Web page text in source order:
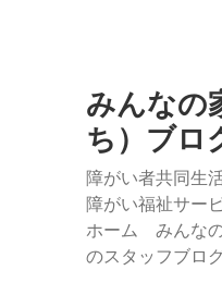
みんなの
ち）ブロ
障がい者共同生
障がい福祉サー
ホーム みんなの
のスタッフブロ